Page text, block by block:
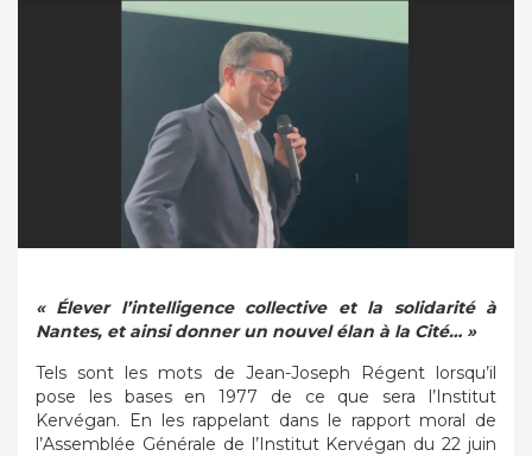
« Élever l’intelligence collective et la solidarité à
Nantes, et ainsi donner un nouvel élan à la Cité… »
Tels sont les mots de Jean-Joseph Régent lorsqu’il
pose les bases en 1977 de ce que sera l’Institut
Kervégan. En les rappelant dans le rapport moral de
l’Assemblée Générale de l’Institut Kervégan du 22 juin